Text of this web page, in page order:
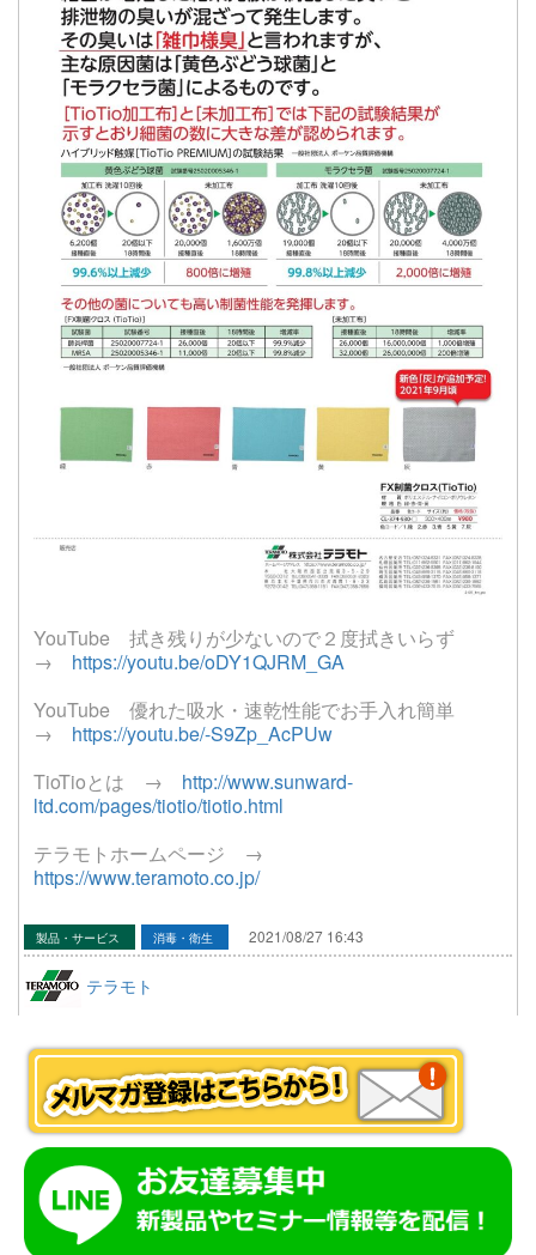
YouTube 拭き残りが少ないので２度拭きいらず
→ https://youtu.be/oDY1QJRM_GA
YouTube 優れた吸水・速乾性能でお手入れ簡単
→ https://youtu.be/-S9Zp_AcPUw
TioTioとは → http://www.sunward-
ltd.com/pages/tiotio/tiotio.html
テラモトホームページ →
https://www.teramoto.co.jp/
製品・サービス 消毒・衛生 2021/08/27 16:43
テラモト